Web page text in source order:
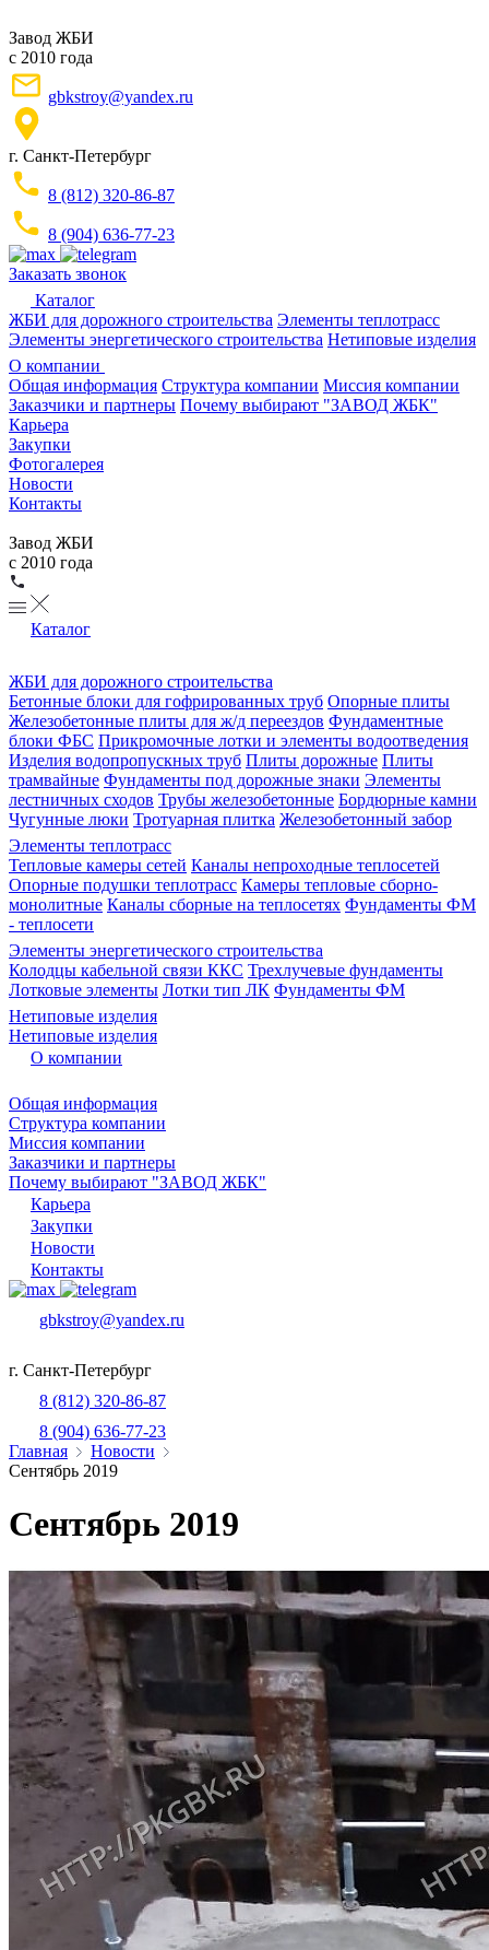
Завод ЖБИ
с 2010 года
gbkstroy@yandex.ru
г. Санкт-Петербург
8 (812) 320-86-87
8 (904) 636-77-23
Заказать звонок
Каталог
ЖБИ для дорожного строительства Элементы теплотрасс
Элементы энергетического строительства Нетиповые изделия
О компании
Общая информация Структура компании Миссия компании
Заказчики и партнеры Почему выбирают "ЗАВОД ЖБК"
Карьера
Закупки
Фотогалерея
Новости
Контакты
Завод ЖБИ
с 2010 года
Каталог
ЖБИ для дорожного строительства
Бетонные блоки для гофрированных труб Опорные плиты
Железобетонные плиты для ж/д переездов Фундаментные
блоки ФБС Прикромочные лотки и элементы водоотведения
Изделия водопропускных труб Плиты дорожные Плиты
трамвайные Фундаменты под дорожные знаки Элементы
лестничных сходов Трубы железобетонные Бордюрные камни
Чугунные люки Тротуарная плитка Железобетонный забор
Элементы теплотрасс
Тепловые камеры сетей Каналы непроходные теплосетей
Опорные подушки теплотрасс Камеры тепловые сборно-
монолитные Каналы сборные на теплосетях Фундаменты ФМ
- теплосети
Элементы энергетического строительства
Колодцы кабельной связи ККС Трехлучевые фундаменты
Лотковые элементы Лотки тип ЛК Фундаменты ФМ
Нетиповые изделия
Нетиповые изделия
О компании
Общая информация
Структура компании
Миссия компании
Заказчики и партнеры
Почему выбирают "ЗАВОД ЖБК"
Карьера
Закупки
Новости
Контакты
gbkstroy@yandex.ru
г. Санкт-Петербург
8 (812) 320-86-87
8 (904) 636-77-23
Главная
Новости
Сентябрь 2019
Сентябрь 2019